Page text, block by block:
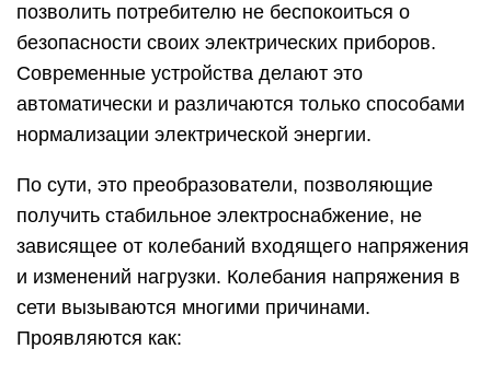
позволить потребителю не беспокоиться о
безопасности своих электрических приборов.
Современные устройства делают это
автоматически и различаются только способами
нормализации электрической энергии.
По сути, это преобразователи, позволяющие
получить стабильное электроснабжение, не
зависящее от колебаний входящего напряжения
и изменений нагрузки. Колебания напряжения в
сети вызываются многими причинами.
Проявляются как: